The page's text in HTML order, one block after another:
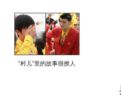
“村儿”里的故事很撩人